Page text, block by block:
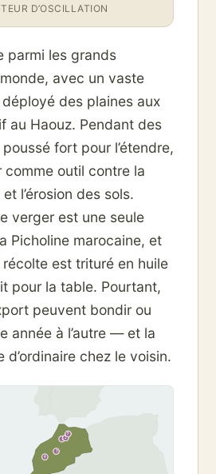
D’OSCILLATION
parmi les grands
avec un vaste
des plaines aux
au Haouz. Pendant des
poussé fort pour l’étendre,
comme outil contre la
l’érosion des sols.
verger est une seule
Picholine marocaine, et
récolte est trituré en huile
pour la table. Pourtant,
peuvent bondir ou
année à l’autre — et la
d’ordinaire chez le voisin.
1 2
3
4
5